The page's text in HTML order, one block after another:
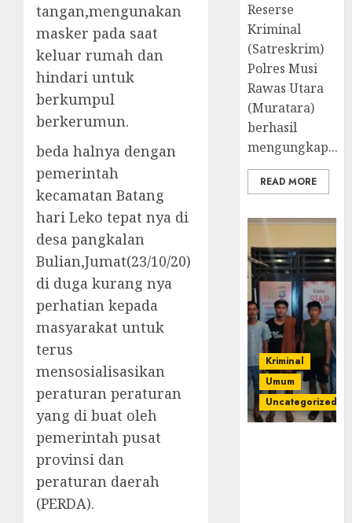
tangan,mengunakan
masker pada saat
keluar rumah dan
hindari untuk
berkumpul
berkerumun.
beda halnya dengan
pemerintah
kecamatan Batang
hari Leko tepat nya di
desa pangkalan
Bulian,Jumat(23/10/20)
di duga kurang nya
perhatian kepada
masyarakat untuk
terus
mensosialisasikan
peraturan peraturan
yang di buat oleh
pemerintah pusat
provinsi dan
peraturan daerah
(PERDA).
Reserse
Kriminal
(Satreskrim)
Polres Musi
Rawas Utara
(Muratara)
berhasil
mengungkap...
READ MORE
Kriminal
Umum
Uncategorized